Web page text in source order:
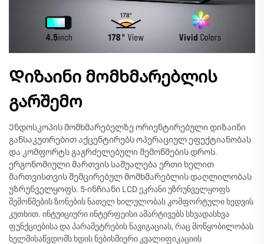
Დიზაინი მომხმარებლის
გარშემო
Ენდოსკოპის მომხმარებელზე ორიენტირებული დიზაინი
განსაკუთრებით აქცენტირებს ოპერაციულ ეფექტიანობას
და კომფორტს გაგრძელებული შემოწმების დროს.
ერგონომიული მართვის საშუალება ერთი ხელით
მართვისთვის შემცირებულ მომხმარებლის დაღლილობას
უზრუნველყოფს. 5-ინჩიანი LCD ეკრანი უზრუნველყოფს
შემოწმების ზონების ნათელ ხილულობას კომფორტული ხედვის
კუთხით. ინტუიციური ინტერფეისი ამარტივებს სხვადასხვა
ფუნქციებისა და პარამეტრების ნავიგაციას, რაც მოწყობილობას
ხელმისაწვდომს ხდის ნებისმიერი კვალიფიკაციის